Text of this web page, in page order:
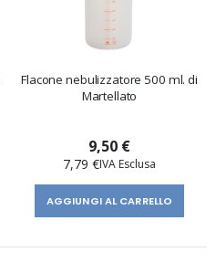
Flacone nebulizzatore 500 ml. di
Martellato
9,50 €
7,79 €
AGGIUNGI AL CARRELLO